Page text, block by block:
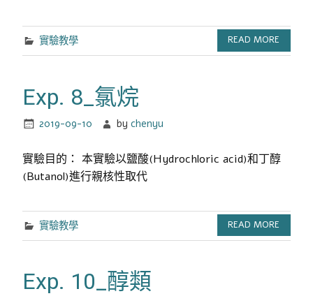
實驗教學 READ MORE
Exp. 8_氯烷
2019-09-10 bychenyu
實驗目的： 本實驗以鹽酸(Hydrochloric acid)和丁醇
(Butanol)進行親核性取代
實驗教學 READ MORE
Exp. 10_醇類